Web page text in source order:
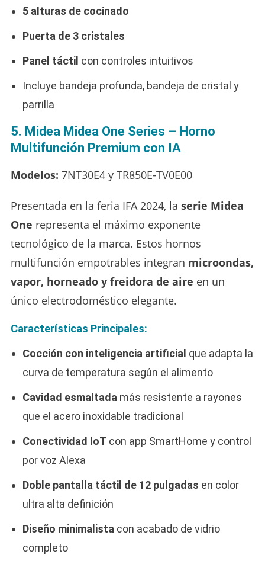
5 alturas de cocinado
Puerta de 3 cristales
Panel táctil con controles intuitivos
Incluye bandeja profunda, bandeja de cristal y
parrilla
5. Midea Midea One Series – Horno
Multifunción Premium con IA
Modelos: 7NT30E4 y TR850E-TV0E00
Presentada en la feria IFA 2024, la serie Midea
One representa el máximo exponente
tecnológico de la marca. Estos hornos
multifunción empotrables integran microondas,
vapor, horneado y freidora de aire en un
único electrodoméstico elegante.
Características Principales:
Cocción con inteligencia artificial que adapta la
curva de temperatura según el alimento
Cavidad esmaltada más resistente a rayones
que el acero inoxidable tradicional
Conectividad IoT con app SmartHome y control
por voz Alexa
Doble pantalla táctil de 12 pulgadas en color
ultra alta definición
Diseño minimalista con acabado de vidrio
completo